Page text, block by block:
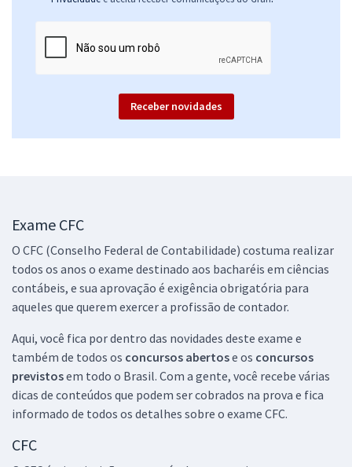
Receber novidades
Exame CFC
O CFC (Conselho Federal de Contabilidade) costuma realizar
todos os anos o exame destinado aos bacharéis em ciências
contábeis, e sua aprovação é exigência obrigatória para
aqueles que querem exercer a profissão de contador.
Aqui, você fica por dentro das novidades deste exame e
também de todos os concursos abertose os concursos
previstosem todo o Brasil. Com a gente, você recebe várias
dicas de conteúdos que podem ser cobrados na prova e fica
informado de todos os detalhes sobre o exame CFC.
CFC